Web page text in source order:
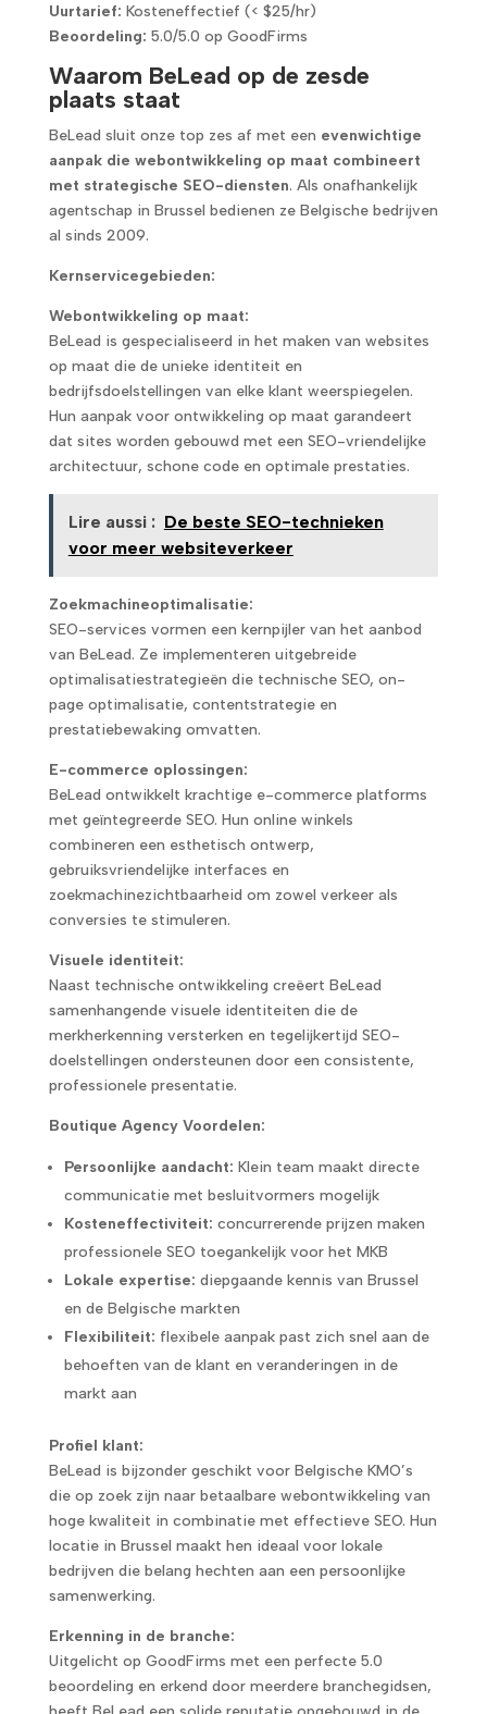
Uurtarief: Kosteneffectief (< $25/hr)
Beoordeling: 5.0/5.0 op GoodFirms
Waarom BeLead op de zesde
plaats staat
BeLead sluit onze top zes af met een evenwichtige
aanpak die webontwikkeling op maat combineert
met strategische SEO-diensten. Als onafhankelijk
agentschap in Brussel bedienen ze Belgische bedrijven
al sinds 2009.
Kernservicegebieden:
Webontwikkeling op maat:
BeLead is gespecialiseerd in het maken van websites
op maat die de unieke identiteit en
bedrijfsdoelstellingen van elke klant weerspiegelen.
Hun aanpak voor ontwikkeling op maat garandeert
dat sites worden gebouwd met een SEO-vriendelijke
architectuur, schone code en optimale prestaties.
Lire aussi : De beste SEO-technieken
voor meer websiteverkeer
Zoekmachineoptimalisatie:
SEO-services vormen een kernpijler van het aanbod
van BeLead. Ze implementeren uitgebreide
optimalisatiestrategieën die technische SEO, on-
page optimalisatie, contentstrategie en
prestatiebewaking omvatten.
E-commerce oplossingen:
BeLead ontwikkelt krachtige e-commerce platforms
met geïntegreerde SEO. Hun online winkels
combineren een esthetisch ontwerp,
gebruiksvriendelijke interfaces en
zoekmachinezichtbaarheid om zowel verkeer als
conversies te stimuleren.
Visuele identiteit:
Naast technische ontwikkeling creëert BeLead
samenhangende visuele identiteiten die de
merkherkenning versterken en tegelijkertijd SEO-
doelstellingen ondersteunen door een consistente,
professionele presentatie.
Boutique Agency Voordelen:
Persoonlijke aandacht: Klein team maakt directe
communicatie met besluitvormers mogelijk
Kosteneffectiviteit: concurrerende prijzen maken
professionele SEO toegankelijk voor het MKB
Lokale expertise: diepgaande kennis van Brussel
en de Belgische markten
Flexibiliteit: flexibele aanpak past zich snel aan de
behoeften van de klant en veranderingen in de
markt aan
Profiel klant:
BeLead is bijzonder geschikt voor Belgische KMO’s
die op zoek zijn naar betaalbare webontwikkeling van
hoge kwaliteit in combinatie met effectieve SEO. Hun
locatie in Brussel maakt hen ideaal voor lokale
bedrijven die belang hechten aan een persoonlijke
samenwerking.
Erkenning in de branche:
Uitgelicht op GoodFirms met een perfecte 5.0
beoordeling en erkend door meerdere branchegidsen,